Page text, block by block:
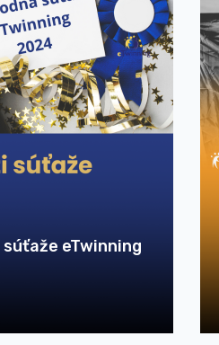
eTwinning